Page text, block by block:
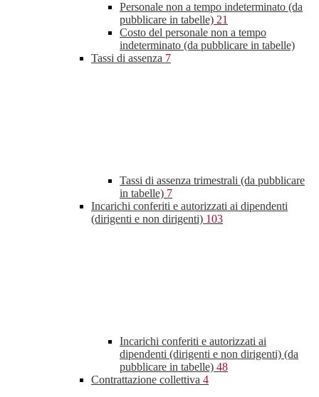
Personale non a tempo indeterminato (da
pubblicare in tabelle) 21
Costo del personale non a tempo
indeterminato (da pubblicare in tabelle)
Tassi di assenza 7
Tassi di assenza trimestrali (da pubblicare
in tabelle) 7
Incarichi conferiti e autorizzati ai dipendenti
(dirigenti e non dirigenti) 103
Incarichi conferiti e autorizzati ai
dipendenti (dirigenti e non dirigenti) (da
pubblicare in tabelle) 48
Contrattazione collettiva 4